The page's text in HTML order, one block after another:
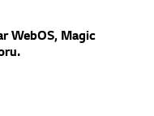
WebOS, Magic